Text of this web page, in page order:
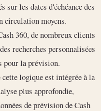
sur les dates d'échéance des
circulation moyens.
360, de nombreux clients
recherches personnalisées
pour la prévision.
logique est intégrée à la
plus approfondie,
de prévision de Cash